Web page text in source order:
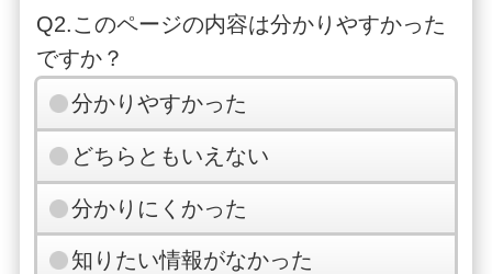
Q2.このページの内容は分かりやすかった
ですか？
分かりやすかった
どちらともいえない
分かりにくかった
知りたい情報がなかった